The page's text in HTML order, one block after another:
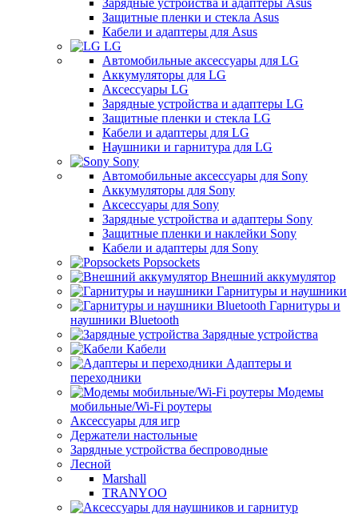
Зарядные устройства и адаптеры Asus
Защитные пленки и стекла Asus
Кабели и адаптеры для Asus
LG
Автомобильные аксессуары для LG
Аккумуляторы для LG
Аксессуары LG
Зарядные устройства и адаптеры LG
Защитные пленки и стекла LG
Кабели и адаптеры для LG
Наушники и гарнитура для LG
Sony
Автомобильные аксессуары для Sony
Аккумуляторы для Sony
Аксессуары для Sony
Зарядные устройства и адаптеры Sony
Защитные пленки и наклейки Sony
Кабели и адаптеры для Sony
Popsockets
Внешний аккумулятор
Гарнитуры и наушники
Гарнитуры и
наушники Bluetooth
Зарядные устройства
Кабели
Адаптеры и
переходники
Модемы
мобильные/Wi-Fi роутеры
Аксессуары для игр
Держатели настольные
Зарядные устройства беспроводные
Лесной
Marshall
TRANYOO